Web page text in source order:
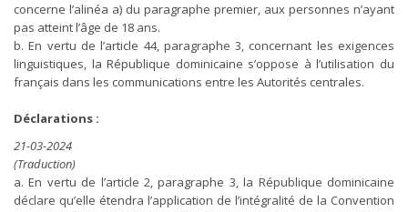
concerne l’alinéa a) du paragraphe premier, aux personnes n’ayant
pas atteint l’âge de 18 ans.
b. En vertu de l’article 44, paragraphe 3, concernant les exigences
linguistiques, la République dominicaine s’oppose à l’utilisation du
français dans les communications entre les Autorités centrales.
Déclarations :
21-03-2024
(Traduction)
a. En vertu de l’article 2, paragraphe 3, la République dominicaine
déclare qu’elle étendra l’application de l’intégralité de la Convention